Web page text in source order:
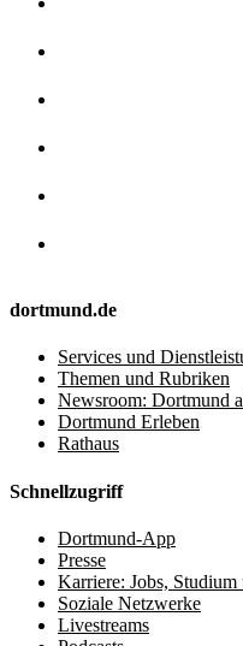
dortmund.de
Services und
Themen und Rubriken
Newsroom: Dortmund
Dortmund Erleben
Rathaus
Schnellzugriff
Dortmund-App
Presse
Karriere: Jobs,
Soziale Netzwerke
Livestreams